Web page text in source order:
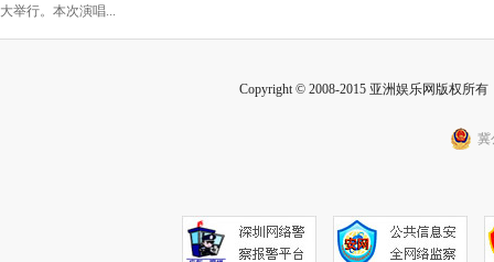
大举行。本次演唱...
Copyright © 2008-2015 亚洲娱乐网版权所
冀